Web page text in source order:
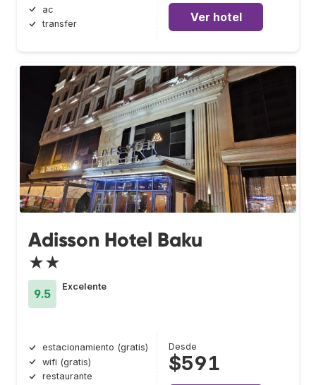
ac
transfer
Ver hotel
Adisson Hotel Baku
★★
9.5
Excelente
estacionamiento (gratis)
wifi (gratis)
restaurante
Desde
$591